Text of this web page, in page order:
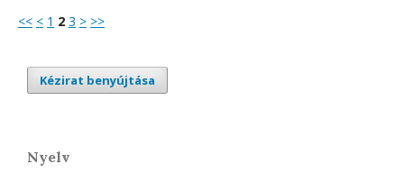
<< < 1 2 3 > >>
Kézirat benyújtása
Nyelv